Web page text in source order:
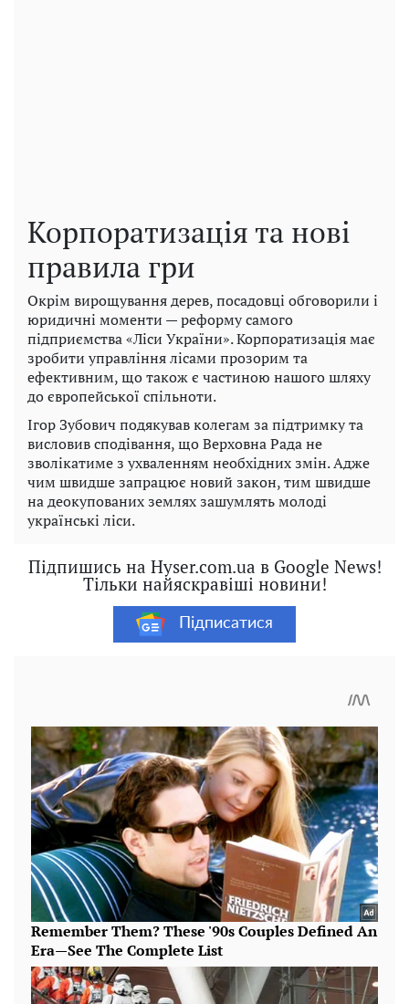
Корпоратизація та нові
правила гри
Окрім вирощування дерев, посадовці обговорили і
юридичні моменти — реформу самого
підприємства «Ліси України». Корпоратизація має
зробити управління лісами прозорим та
ефективним, що також є частиною нашого шляху
до європейської спільноти.
Ігор Зубович подякував колегам за підтримку та
висловив сподівання, що Верховна Рада не
зволікатиме з ухваленням необхідних змін. Адже
чим швидше запрацює новий закон, тим швидше
на деокупованих землях зашумлять молоді
українські ліси.
Підпишись на Hyser.com.ua в Google News!
Тільки найяскравіші новини!
Підписатися